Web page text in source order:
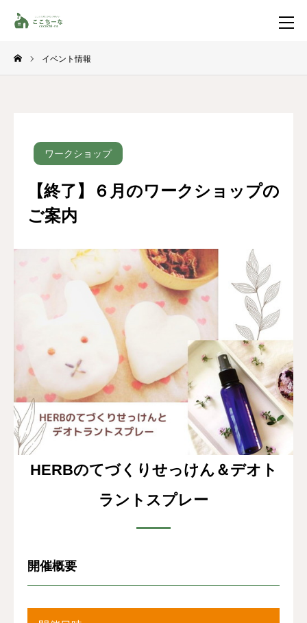
イベント情報
ワークショップ
【終了】６月のワークショップの
ご案内
HERBのてづくりせっけん＆デオト
ラントスプレー
開催概要
LINE登録
HOME
特集コンテンツ
施工事例
よくある質問
イベント情報
会社概要